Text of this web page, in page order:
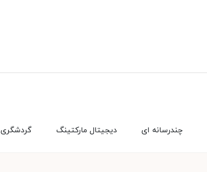
گردشگری دیجیتال مارکتینگ چندرسانه ای